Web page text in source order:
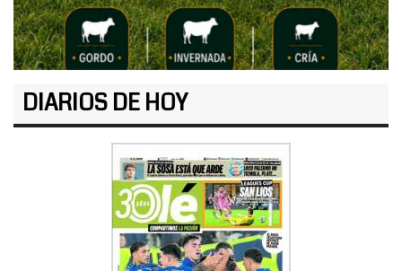
DIARIOS DE HOY